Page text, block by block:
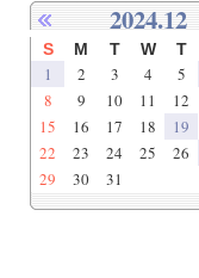
2024.12
S M T W T
1 2 3 4 5
8
9 10 11 12
15
16 17 18 19
22
23 24 25 26
29
30 31